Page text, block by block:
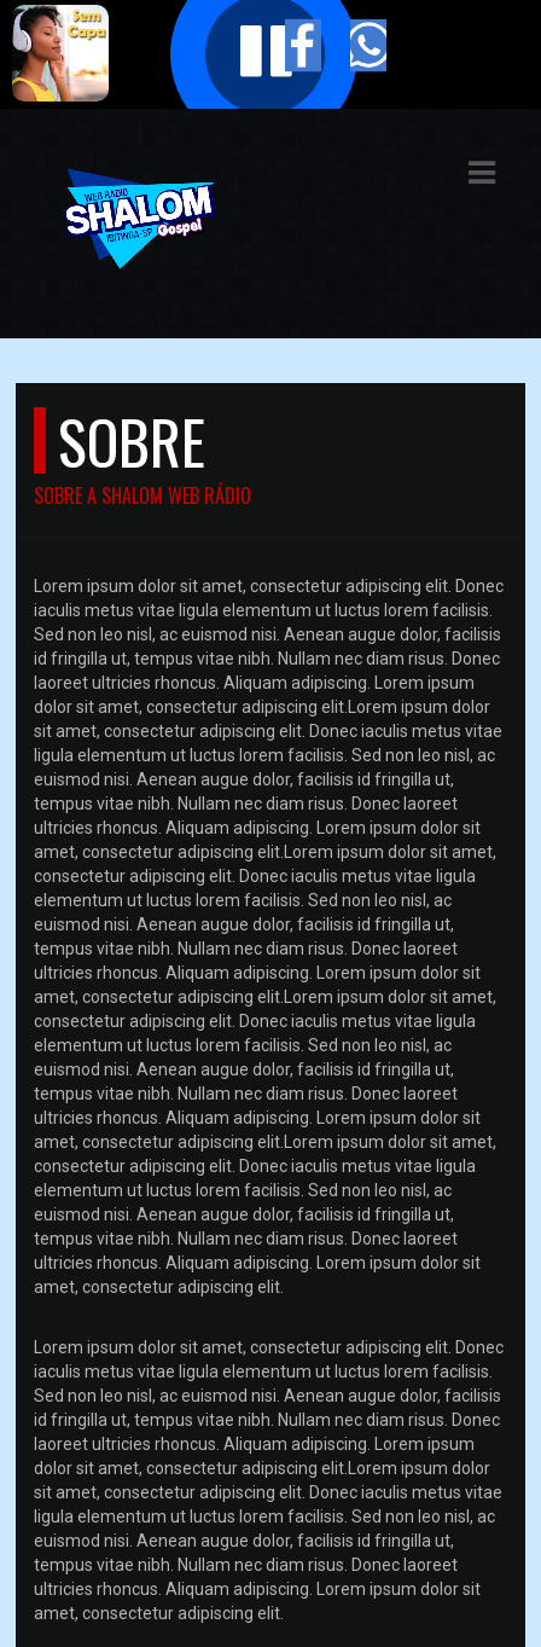
SOBRE
SOBRE A SHALOM WEB RÁDIO
Lorem ipsum dolor sit amet, consectetur adipiscing elit. Donec
iaculis metus vitae ligula elementum ut luctus lorem facilisis.
Sed non leo nisl, ac euismod nisi. Aenean augue dolor, facilisis
id fringilla ut, tempus vitae nibh. Nullam nec diam risus. Donec
laoreet ultricies rhoncus. Aliquam adipiscing. Lorem ipsum
dolor sit amet, consectetur adipiscing elit.Lorem ipsum dolor
sit amet, consectetur adipiscing elit. Donec iaculis metus vitae
ligula elementum ut luctus lorem facilisis. Sed non leo nisl, ac
euismod nisi. Aenean augue dolor, facilisis id fringilla ut,
tempus vitae nibh. Nullam nec diam risus. Donec laoreet
ultricies rhoncus. Aliquam adipiscing. Lorem ipsum dolor sit
amet, consectetur adipiscing elit.Lorem ipsum dolor sit amet,
consectetur adipiscing elit. Donec iaculis metus vitae ligula
elementum ut luctus lorem facilisis. Sed non leo nisl, ac
euismod nisi. Aenean augue dolor, facilisis id fringilla ut,
tempus vitae nibh. Nullam nec diam risus. Donec laoreet
ultricies rhoncus. Aliquam adipiscing. Lorem ipsum dolor sit
amet, consectetur adipiscing elit.Lorem ipsum dolor sit amet,
consectetur adipiscing elit. Donec iaculis metus vitae ligula
elementum ut luctus lorem facilisis. Sed non leo nisl, ac
euismod nisi. Aenean augue dolor, facilisis id fringilla ut,
tempus vitae nibh. Nullam nec diam risus. Donec laoreet
ultricies rhoncus. Aliquam adipiscing. Lorem ipsum dolor sit
amet, consectetur adipiscing elit.Lorem ipsum dolor sit amet,
consectetur adipiscing elit. Donec iaculis metus vitae ligula
elementum ut luctus lorem facilisis. Sed non leo nisl, ac
euismod nisi. Aenean augue dolor, facilisis id fringilla ut,
tempus vitae nibh. Nullam nec diam risus. Donec laoreet
ultricies rhoncus. Aliquam adipiscing. Lorem ipsum dolor sit
amet, consectetur adipiscing elit.
Lorem ipsum dolor sit amet, consectetur adipiscing elit. Donec
iaculis metus vitae ligula elementum ut luctus lorem facilisis.
Sed non leo nisl, ac euismod nisi. Aenean augue dolor, facilisis
id fringilla ut, tempus vitae nibh. Nullam nec diam risus. Donec
laoreet ultricies rhoncus. Aliquam adipiscing. Lorem ipsum
dolor sit amet, consectetur adipiscing elit.Lorem ipsum dolor
sit amet, consectetur adipiscing elit. Donec iaculis metus vitae
ligula elementum ut luctus lorem facilisis. Sed non leo nisl, ac
euismod nisi. Aenean augue dolor, facilisis id fringilla ut,
tempus vitae nibh. Nullam nec diam risus. Donec laoreet
ultricies rhoncus. Aliquam adipiscing. Lorem ipsum dolor sit
amet, consectetur adipiscing elit.